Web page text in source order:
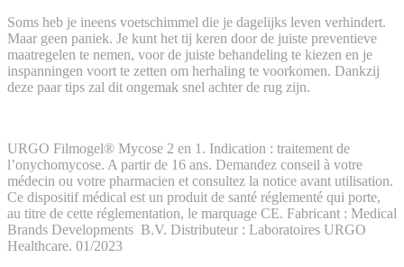
Soms heb je ineens voetschimmel die je dagelijks leven verhindert.
Maar geen paniek. Je kunt het tij keren door de juiste preventieve
maatregelen te nemen, voor de juiste behandeling te kiezen en je
inspanningen voort te zetten om herhaling te voorkomen. Dankzij
deze paar tips zal dit ongemak snel achter de rug zijn.
URGO Filmogel® Mycose 2 en 1. Indication : traitement de
l’onychomycose. A partir de 16 ans. Demandez conseil à votre
médecin ou votre pharmacien et consultez la notice avant utilisation.
Ce dispositif médical est un produit de santé réglementé qui porte,
au titre de cette réglementation, le marquage CE. Fabricant : Medical
Brands Developments B.V. Distributeur : Laboratoires URGO
Healthcare. 01/2023